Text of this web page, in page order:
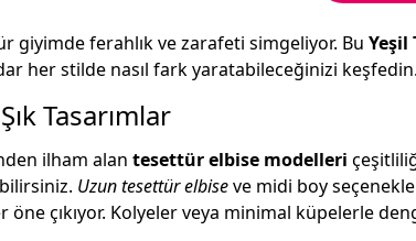
giyimde ferahlık ve zarafeti simgeliyor. Bu Yeşil
her stilde nasıl fark yaratabileceğinizi
Tasarımlar
ilham alan tesettür elbise modelleri
Uzun tesettür elbiseve midi boy
çıkıyor. Kolyeler veya minimal küpelerle